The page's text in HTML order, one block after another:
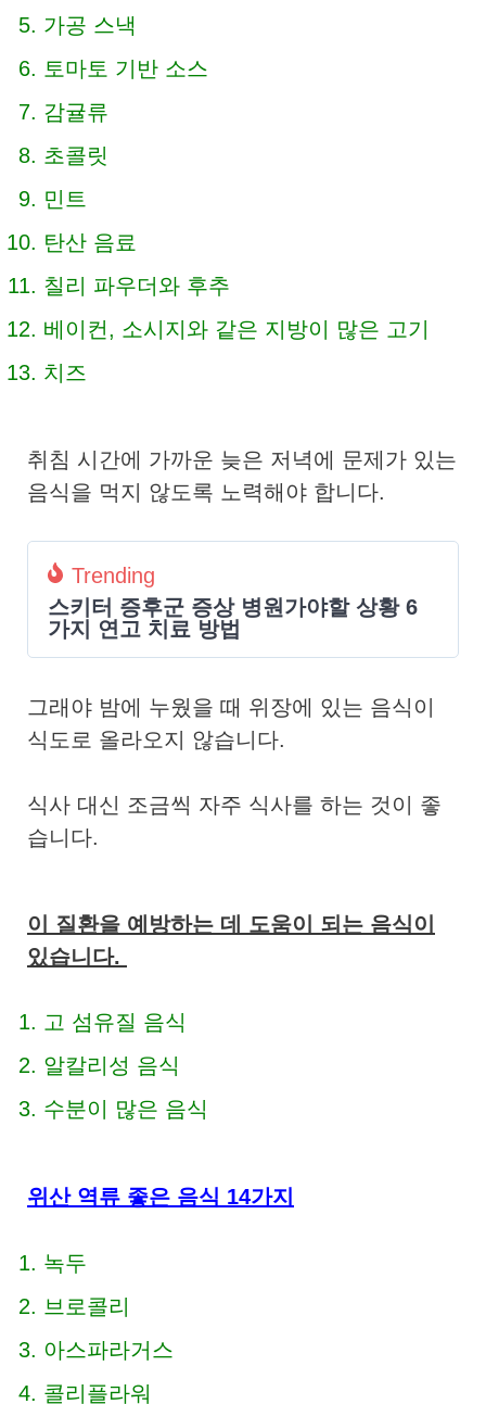
가공 스낵
토마토 기반 소스
감귤류
초콜릿
민트
탄산 음료
칠리 파우더와 후추
베이컨, 소시지와 같은 지방이 많은 고기
치즈
취침 시간에 가까운 늦은 저녁에 문제가 있는
음식을 먹지 않도록 노력해야 합니다.
Trending
스키터 증후군 증상 병원가야할 상황 6
가지 연고 치료 방법
그래야 밤에 누웠을 때 위장에 있는 음식이
식도로 올라오지 않습니다.
식사 대신 조금씩 자주 식사를 하는 것이 좋
습니다.
이 질환을 예방하는 데 도움이 되는 음식이
있습니다.
고 섬유질 음식
알칼리성 음식
수분이 많은 음식
위산 역류 좋은 음식 14가지
녹두
브로콜리
아스파라거스
콜리플라워